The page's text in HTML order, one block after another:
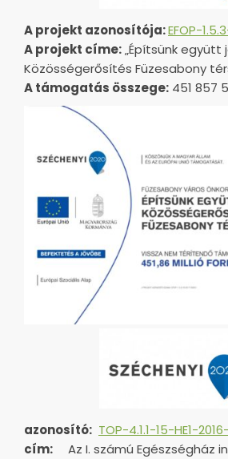
A projekt azonosítója:EFOP-
A projekt címe:„Építsünk együtt
Közösségerősítés Füzesabony
A támogatás összege: 451 857
azonosító: TOP-4.1.1-15-HE1-
cím:
Az I. számú Egészségház